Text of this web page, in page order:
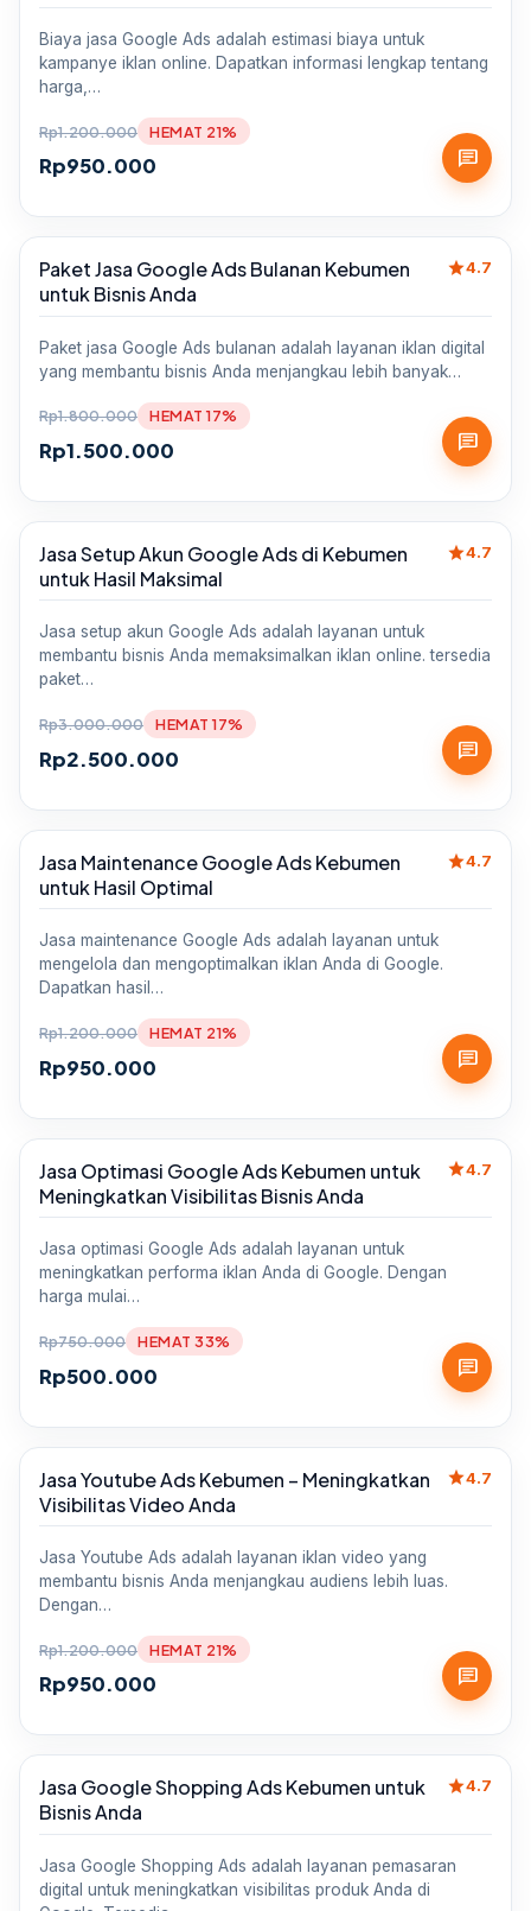
Biaya jasa Google Ads adalah estimasi biaya untuk
kampanye iklan online. Dapatkan informasi lengkap tentang
harga,…
Rp1.200.000
Rp950.000
HEMAT 21%
chat
Sale
Paket Jasa Google Ads Bulanan Kebumen
untuk Bisnis Anda
star4.7
Paket jasa Google Ads bulanan adalah layanan iklan digital
yang membantu bisnis Anda menjangkau lebih banyak…
Rp1.800.000
Rp1.500.000
HEMAT 17%
chat
Sale
Jasa Setup Akun Google Ads di Kebumen
untuk Hasil Maksimal
star4.7
Jasa setup akun Google Ads adalah layanan untuk
membantu bisnis Anda memaksimalkan iklan online. tersedia
paket…
Rp3.000.000
Rp2.500.000
HEMAT 17%
chat
Sale
Jasa Maintenance Google Ads Kebumen
untuk Hasil Optimal
star4.7
Jasa maintenance Google Ads adalah layanan untuk
mengelola dan mengoptimalkan iklan Anda di Google.
Dapatkan hasil…
Rp1.200.000
Rp950.000
HEMAT 21%
chat
Sale
Jasa Optimasi Google Ads Kebumen untuk
Meningkatkan Visibilitas Bisnis Anda
star4.7
Jasa optimasi Google Ads adalah layanan untuk
meningkatkan performa iklan Anda di Google. Dengan
harga mulai…
Rp750.000
Rp500.000
HEMAT 33%
chat
Sale
Jasa Youtube Ads Kebumen – Meningkatkan
Visibilitas Video Anda
star4.7
Jasa Youtube Ads adalah layanan iklan video yang
membantu bisnis Anda menjangkau audiens lebih luas.
Dengan…
Rp1.200.000
Rp950.000
HEMAT 21%
chat
Sale
Jasa Google Shopping Ads Kebumen untuk
Bisnis Anda
star4.7
Jasa Google Shopping Ads adalah layanan pemasaran
digital untuk meningkatkan visibilitas produk Anda di